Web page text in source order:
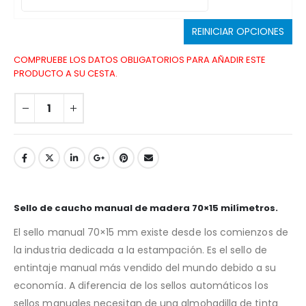
REINICIAR OPCIONES
COMPRUEBE LOS DATOS OBLIGATORIOS PARA AÑADIR ESTE
PRODUCTO A SU CESTA.
Sello de caucho manual de madera 70×15 milímetros.
El sello manual 70×15 mm existe desde los comienzos de
la industria dedicada a la estampación. Es el sello de
entintaje manual más vendido del mundo debido a su
economía. A diferencia de los sellos automáticos los